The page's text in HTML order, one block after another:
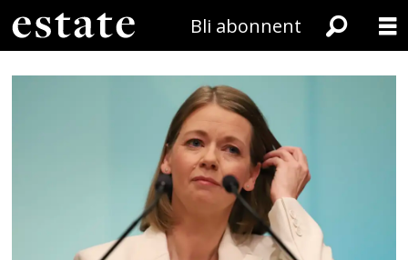
Bli abonnent